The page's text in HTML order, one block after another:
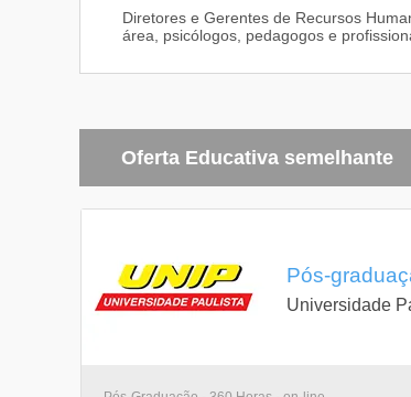
Diretores e Gerentes de Recursos
área, psicólogos, pedagogos e
Oferta Educativa semelhante
Pós-
Universidade